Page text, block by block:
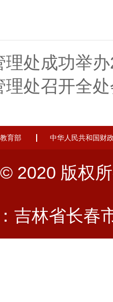
理处成功举
处召开全
育部 中华人民共和国财
2020 版权
吉林省长春